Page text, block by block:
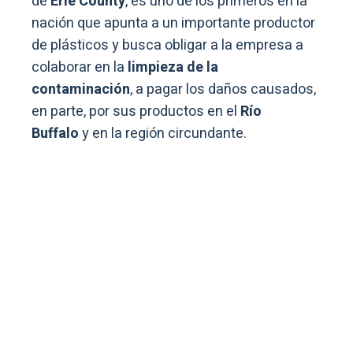
nación que apunta a un importante productor
de plásticos y busca obligar a la empresa a
colaborar en la limpieza de la
contaminación, a pagar los daños causados,
en parte, por sus productos en el Río
Buffaloy en la región circundante.